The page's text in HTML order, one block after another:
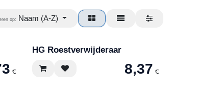
op: Naam (A-Z)
€
HG Roestverwijderaar
8,37 €